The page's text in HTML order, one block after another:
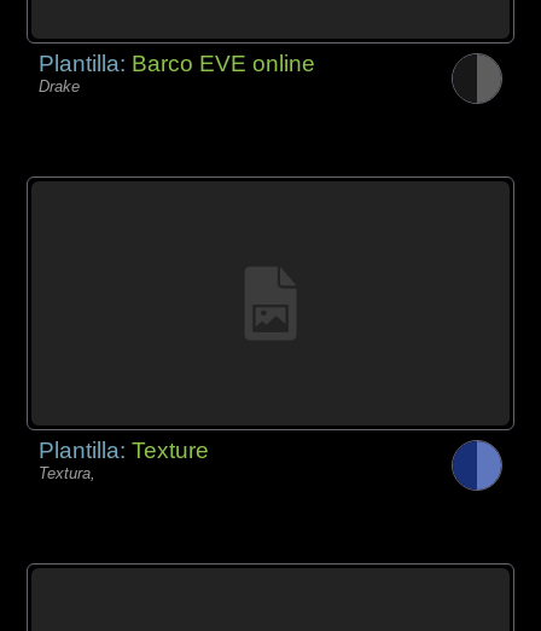
Plantilla: Barco EVE online
Drake
Plantilla:Texture
Textura,